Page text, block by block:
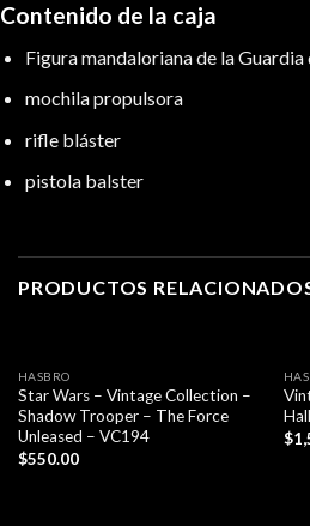
Contenido de la caja
Figura mandaloriana de la
mochila propulsora
rifle bláster
pistola balster
PRODUCTOS
HASBRO
Star Wars – Vintage Collection –
Shadow Trooper – The Force
Unleased – VC194
$550.00
$